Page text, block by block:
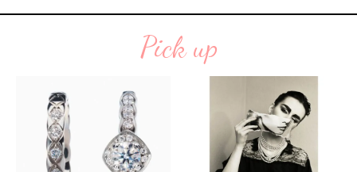
Pick up